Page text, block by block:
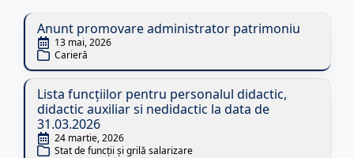
Anunt promovare administrator patrimoniu
13 mai, 2026
Carieră
Lista funcțiilor pentru personalul didactic,
didactic auxiliar si nedidactic la data de
31.03.2026
24 martie, 2026
Stat de funcții și grilă salarizare